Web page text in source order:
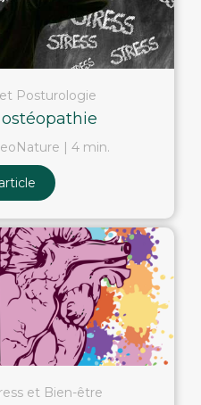
Posturologie
4 min.
et Bien-être